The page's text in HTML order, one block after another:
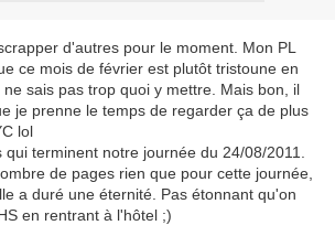
d'autres pour le moment. Mon PL
ce mois de février est plutôt tristoune en
sais pas trop quoi y mettre. Mais bon, il
je prenne le temps de regarder ça de plus
lol
terminent notre journée du 24/08/2011.
de pages rien que pour cette journée,
a duré une éternité. Pas étonnant qu'on
en rentrant à l'hôtel ;)